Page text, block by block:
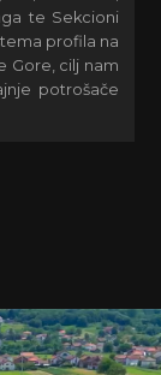
te Sekcioni
profila na
Gore, cilj nam
potrošače